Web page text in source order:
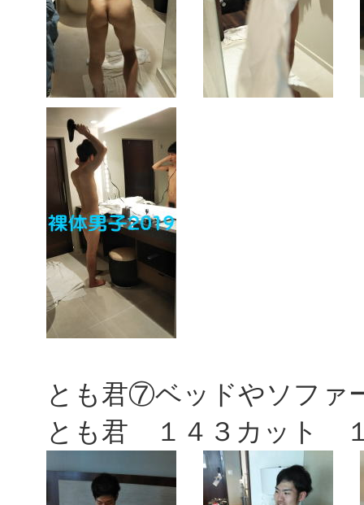
とも君⑦ベッドやソファ
とも君 １４３カット